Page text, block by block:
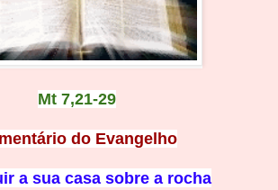
Mt 7,21-29
do Evangelho
a sua casa sobre a rocha